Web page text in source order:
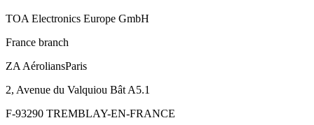
TOA Electronics Europe GmbH
France branch
ZA AéroliansParis
2, Avenue du Valquiou Bât A5.1
F-93290 TREMBLAY-EN-FRANCE